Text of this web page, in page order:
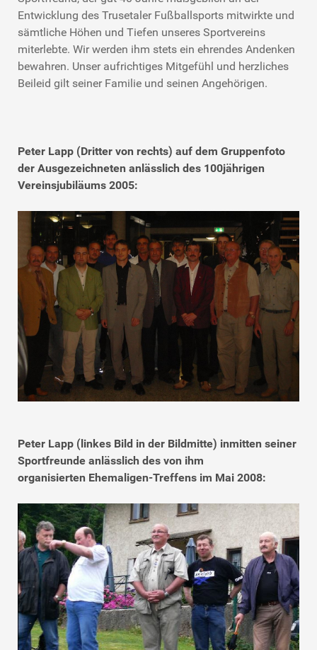
Entwicklung des Trusetaler Fußballsports mitwirkte und
sämtliche Höhen und Tiefen unseres Sportvereins
miterlebte. Wir werden ihm stets ein ehrendes Andenken
bewahren. Unser aufrichtiges Mitgefühl und herzliches
Beileid gilt seiner Familie und seinen Angehörigen.
Peter Lapp (Dritter von rechts) auf dem Gruppenfoto
der Ausgezeichneten anlässlich des 100jährigen
Vereinsjubiläums 2005:
Peter Lapp (linkes Bild in der Bildmitte) inmitten seiner
Sportfreunde anlässlich des von ihm
organisierten Ehemaligen-Treffens im Mai 2008: